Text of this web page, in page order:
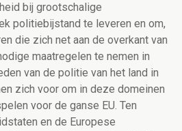
bij grootschalige
politiebijstand te leveren en om,
die zich net aan de overkant van
maatregelen te nemen in
van de politie van het land in
zich voor om in deze domeinen
voor de ganse EU. Ten
en de Europese